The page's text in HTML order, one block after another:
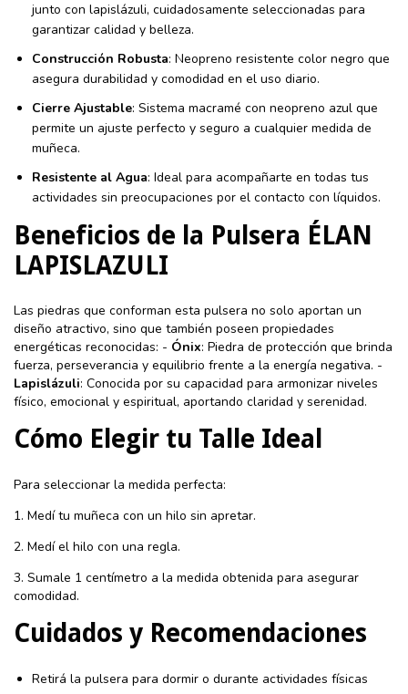
junto con lapislázuli, cuidadosamente seleccionadas para
garantizar calidad y belleza.
Construcción Robusta: Neopreno resistente color negro que
asegura durabilidad y comodidad en el uso diario.
Cierre Ajustable: Sistema macramé con neopreno azul que
permite un ajuste perfecto y seguro a cualquier medida de
muñeca.
Resistente al Agua: Ideal para acompañarte en todas tus
actividades sin preocupaciones por el contacto con líquidos.
Beneficios de la Pulsera ÉLAN
LAPISLAZULI
Las piedras que conforman esta pulsera no solo aportan un
diseño atractivo, sino que también poseen propiedades
energéticas reconocidas: - Ónix: Piedra de protección que brinda
fuerza, perseverancia y equilibrio frente a la energía negativa. -
Lapislázuli: Conocida por su capacidad para armonizar niveles
físico, emocional y espiritual, aportando claridad y serenidad.
Cómo Elegir tu Talle Ideal
Para seleccionar la medida perfecta:
1. Medí tu muñeca con un hilo sin apretar.
2. Medí el hilo con una regla.
3. Sumale 1 centímetro a la medida obtenida para asegurar
comodidad.
Cuidados y Recomendaciones
Retirá la pulsera para dormir o durante actividades físicas